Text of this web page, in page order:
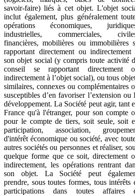
savoir-faire) liés à cet objet. L'objet
inclut également, plus généralement
opérations économiques,
industrielles, commerciales,
financières, mobilières ou immobilières
rapportant directement ou indirectement
son objet social (y compris toute activité
conseil se rapportant directement
indirectement à l’objet social), ou tous
similaires, connexes ou complémentaires
susceptibles d’en favoriser l’extension ou
développement. La Société peut agir, tant
France qu'à l'étranger, pour son compte
pour le compte de tiers, soit seule, soit
participation, association,
d'intérêt économique ou société, avec
autres sociétés ou personnes et réaliser,
quelque forme que ce soit, directement
indirectement, les opérations rentrant
son objet. La Société peut
prendre, sous toutes formes, tous intérêts
participations dans toutes affaires